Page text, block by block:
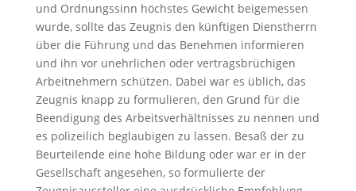
und Ordnungssinn höchstes Gewicht beigemessen
wurde, sollte das Zeugnis den künftigen Dienstherrn
über die Führung und das Benehmen informieren
und ihn vor unehrlichen oder vertragsbrüchigen
Arbeitnehmern schützen. Dabei war es üblich, das
Zeugnis knapp zu formulieren, den Grund für die
Beendigung des Arbeitsverhältnisses zu nennen und
es polizeilich beglaubigen zu lassen. Besaß der zu
Beurteilende eine hohe Bildung oder war er in der
Gesellschaft angesehen, so formulierte der